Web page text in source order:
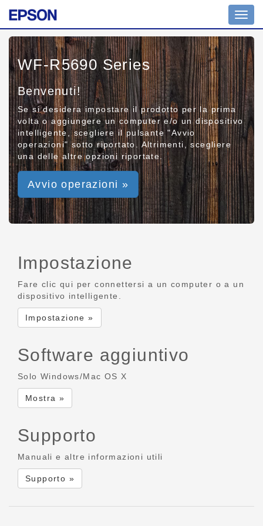
WF-R5690 Series
Benvenuti!
Se si desidera impostare il prodotto per la prima
volta o aggiungere un computer e/o un dispositivo
intelligente, scegliere il pulsante "Avvio
operazioni" sotto riportato. Altrimenti, scegliere
una delle altre opzioni riportate.
Avvio operazioni »
Impostazione
Fare clic qui per connettersi a un computer o a un
dispositivo intelligente.
Impostazione »
Software aggiuntivo
Solo Windows/Mac OS X
Mostra »
Supporto
Manuali e altre informazioni utili
Supporto »